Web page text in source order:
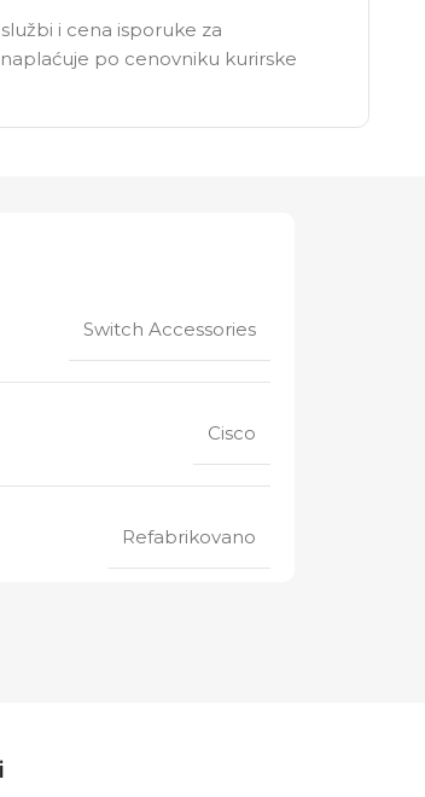
i cena isporuke za
po cenovniku kurirske
Switch Accessories
Cisco
Refabrikovano